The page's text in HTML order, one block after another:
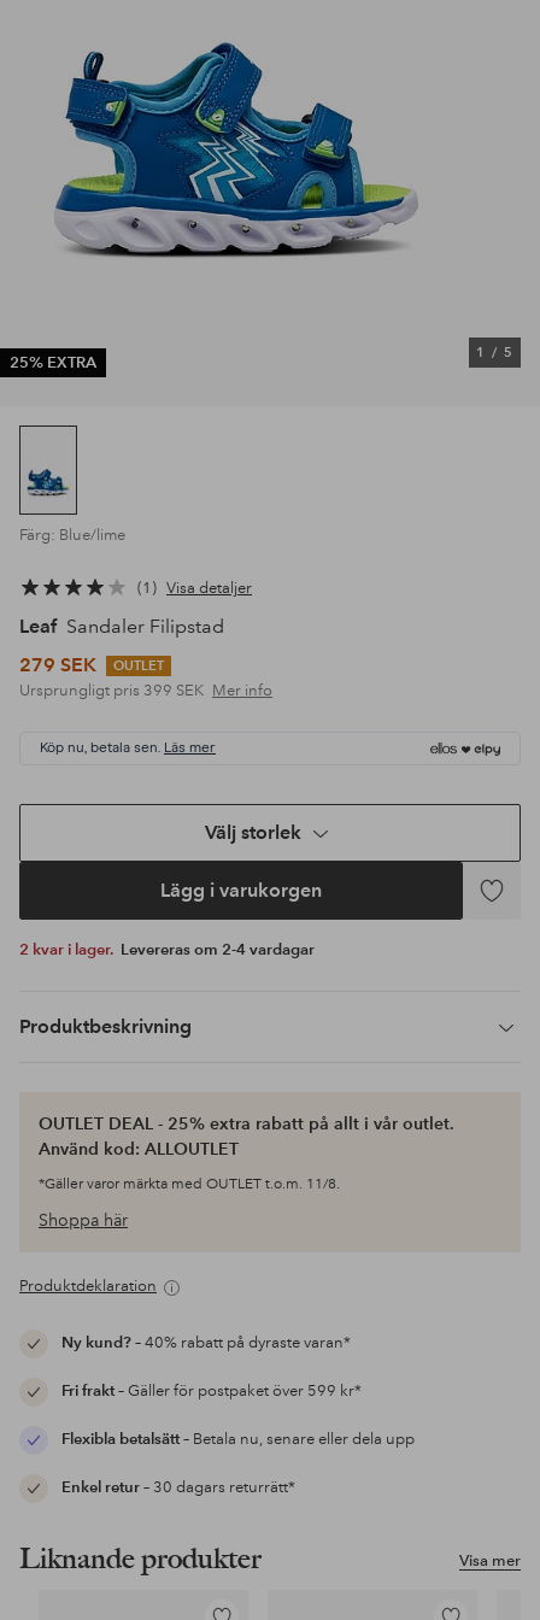
25% EXTRA
1 / 5
Färg: Blue/lime
1 Visa detaljer
Leaf Sandaler Filipstad
279 SEK
OUTLET
Ursprungligt pris 399 SEK Mer info
Köp nu, betala sen. Läs mer
Välj storlek
Lägg i varukorgen
Lägg
2 kvar i lager. Levereras om 2-4 vardagar
Produktbeskrivning
OUTLET DEAL - 25% extra rabatt på allt i vår outlet.
Använd kod: ALLOUTLET
*Gäller varor märkta med OUTLET t.o.m. 11/8.
Shoppa här
Produktdeklaration
Ny kund?– 40% rabatt på dyraste varan*
Fri frakt– Gäller för postpaket över 599 kr*
Flexibla betalsätt– Betala nu, senare eller dela upp
Enkel retur– 30 dagars returrätt*
Visa mer
Liknande produkter